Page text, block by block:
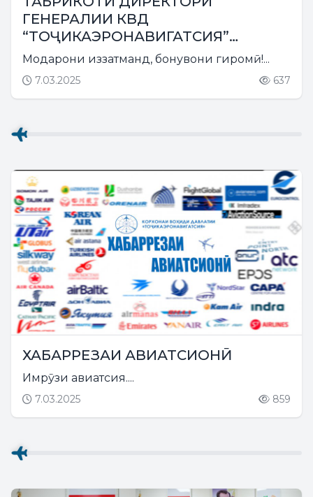
ГЕНЕРАЛИИ КВД
“ТОҶИКАЭРОНАВИГАТСИЯ”
БЕГИҶОНЗОДА ЛОИҚ БЕГИҶОН
БАХШИДА БА РӮЗИ МОДАР
Модарони иззатманд, бонувони гиромӣ!...
7.03.2025 637
ХАБАРРЕЗАИ АВИАТСИОНӢ
Имрӯзи авиатсия....
7.03.2025 859